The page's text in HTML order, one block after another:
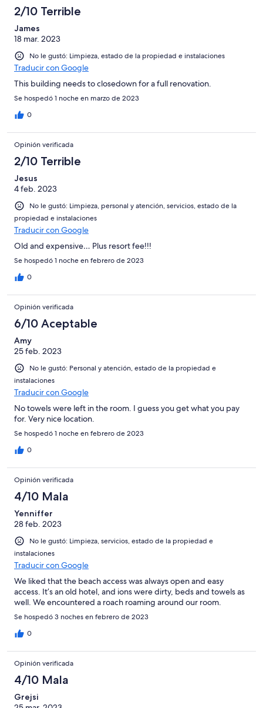
2/10 Terrible
James
18 mar. 2023
No le gustó: Limpieza, estado de la propiedad e instalaciones
Traducir con Google
This building needs to closedown for a full renovation.
Se hospedó 1 noche en marzo de 2023
0
Opinión verificada
2/10 Terrible
Jesus
4 feb. 2023
No le gustó: Limpieza, personal y atención, servicios, estado de la
propiedad e instalaciones
Traducir con Google
Old and expensive… Plus resort fee!!!
Se hospedó 1 noche en febrero de 2023
0
Opinión verificada
6/10 Aceptable
Amy
25 feb. 2023
No le gustó: Personal y atención, estado de la propiedad e
instalaciones
Traducir con Google
No towels were left in the room. I guess you get what you pay
for. Very nice location.
Se hospedó 1 noche en febrero de 2023
0
Opinión verificada
4/10 Mala
Yenniffer
28 feb. 2023
No le gustó: Limpieza, servicios, estado de la propiedad e
instalaciones
Traducir con Google
We liked that the beach access was always open and easy
access. It’s an old hotel, and ions were dirty, beds and towels as
well. We encountered a roach roaming around our room.
Se hospedó 3 noches en febrero de 2023
0
Opinión verificada
4/10 Mala
Grejsi